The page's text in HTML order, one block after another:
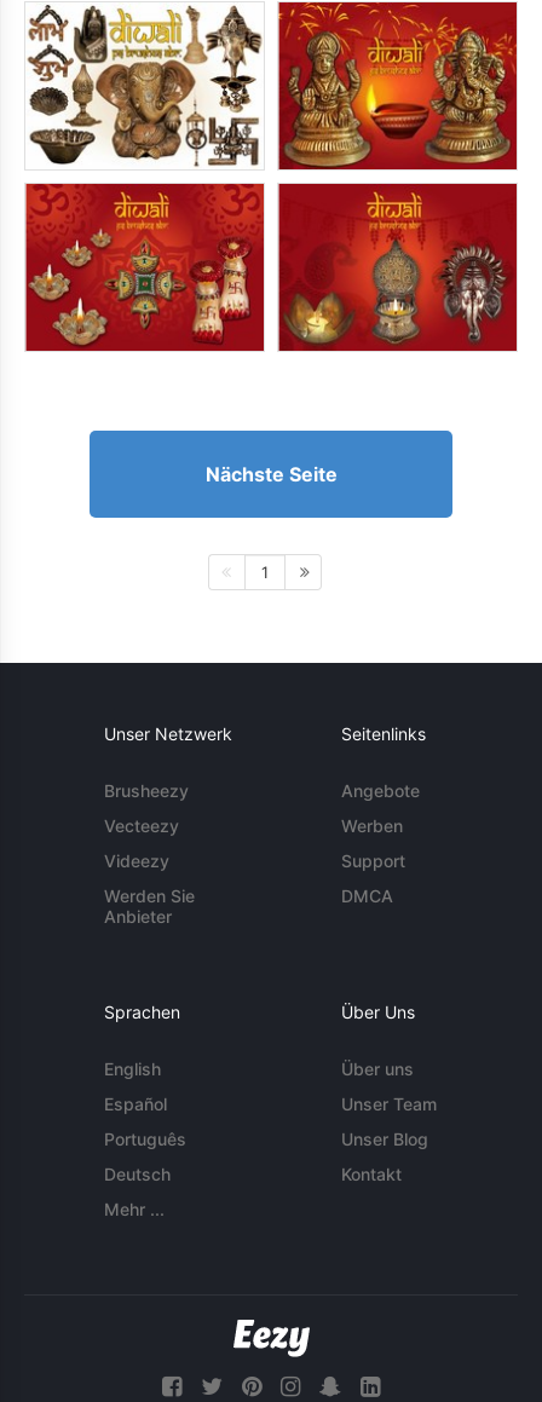
Nächste Seite
1
Unser Netzwerk
Brusheezy
Vecteezy
Videezy
Werden Sie
Anbieter
Seitenlinks
Angebote
Werben
Support
DMCA
Sprachen
English
Español
Português
Deutsch
Mehr ...
Über Uns
Über uns
Unser Team
Unser Blog
Kontakt